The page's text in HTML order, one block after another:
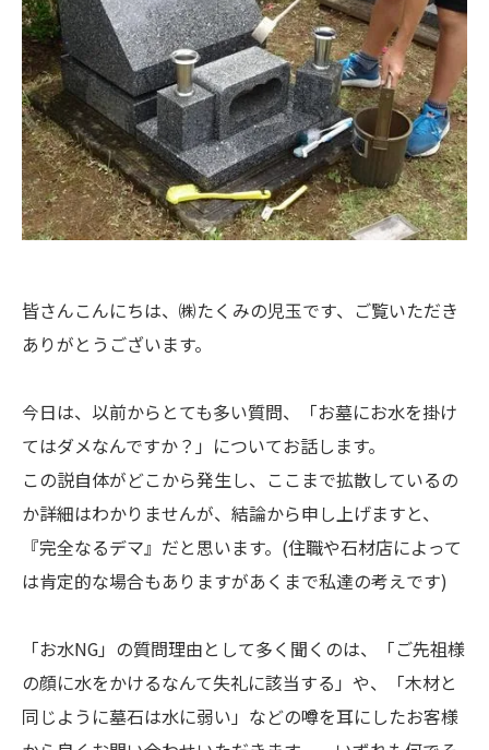
皆さんこんにちは、㈱たくみの児玉です、ご覧いただき
ありがとうございます。
今日は、以前からとても多い質問、「お墓にお水を掛け
てはダメなんですか？」についてお話します。
この説自体がどこから発生し、ここまで拡散しているの
か詳細はわかりませんが、結論から申し上げますと、
『完全なるデマ』だと思います。(住職や石材店によって
は肯定的な場合もありますがあくまで私達の考えです)
「お水NG」の質問理由として多く聞くのは、「ご先祖様
の顔に水をかけるなんて失礼に該当する」や、「木材と
同じように墓石は水に弱い」などの噂を耳にしたお客様